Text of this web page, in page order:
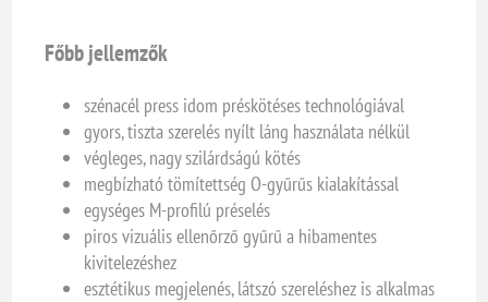
Főbb jellemzők
szénacél press idom préskötéses technológiával
gyors, tiszta szerelés nyílt láng használata nélkül
végleges, nagy szilárdságú kötés
megbízható tömítettség O-gyűrűs kialakítással
egységes M-profilú préselés
piros vizuális ellenőrző gyűrű a hibamentes
kivitelezéshez
esztétikus megjelenés, látszó szereléshez is alkalmas